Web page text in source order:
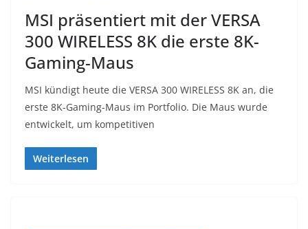
MSI präsentiert mit der VERSA
300 WIRELESS 8K die erste 8K-
Gaming-Maus
MSI kündigt heute die VERSA 300 WIRELESS 8K an, die
erste 8K-Gaming-Maus im Portfolio. Die Maus wurde
entwickelt, um kompetitiven
Weiterlesen